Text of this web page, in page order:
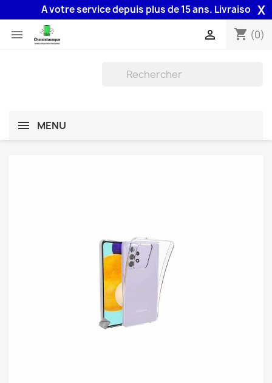
A votre service depuis plus de 15 ans. Livraison 48H
X
 shopping_cart (0)

MENU